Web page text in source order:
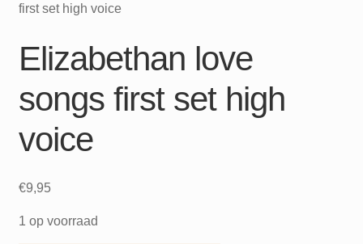
Mijn account
first set high voice
Elizabethan love
songs first set high
voice
€9,95
1 op voorraad